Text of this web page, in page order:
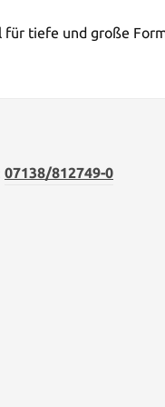
tiefe und große
07138/812749-0